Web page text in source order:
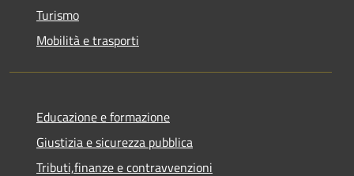
Turismo
Mobilità e trasporti
Educazione e formazione
Giustizia e sicurezza pubblica
Tributi,finanze e contravvenzioni